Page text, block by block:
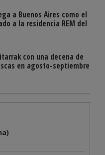
a Buenos Aires como el
a la residencia REM del
con una decena de
en agosto-septiembre